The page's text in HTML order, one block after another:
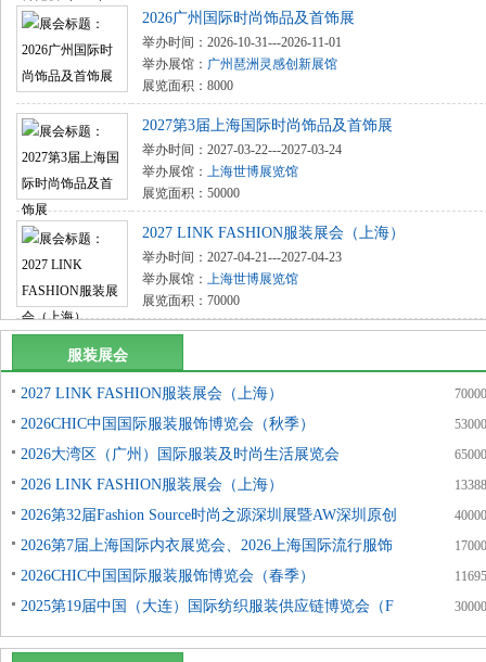
2026广州国际时尚饰品及首饰展
举办时间：2026-10-31---2026-11-01
举办展馆： 广州琶洲灵感创新展馆
展览面积：8000
2027第3届上海国际时尚饰品及首饰展
举办时间：2027-03-22---2027-03-24
举办展馆： 上海世博展览馆
展览面积：50000
2027 LINK FASHION服装展会（上海）
举办时间：2027-04-21---2027-04-23
举办展馆： 上海世博展览馆
展览面积：70000
服装展会
2027 LINK FASHION服装展会（上海） 70000
2026CHIC中国国际服装服饰博览会（秋季） 53000
2026大湾区（广州）国际服装及时尚生活展览会 65000
2026 LINK FASHION服装展会（上海）
2026第32届Fashion Source时尚之源深圳展暨AW深圳原创 40000
2026第7届上海国际内衣展览会、2026上海国际流行服饰 17000
2026CHIC中国国际服装服饰博览会（春季）
2025第19届中国（大连）国际纺织服装供应链博览会（F 30000